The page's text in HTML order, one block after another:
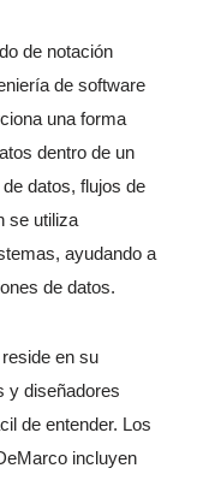
de notación
de software
una forma
dentro de un
datos, flujos de
se utiliza
ayudando a
de datos.
en su
y diseñadores
de entender. Los
incluyen